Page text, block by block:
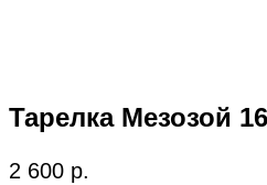
Тарелка Мезозой
2 600 р.